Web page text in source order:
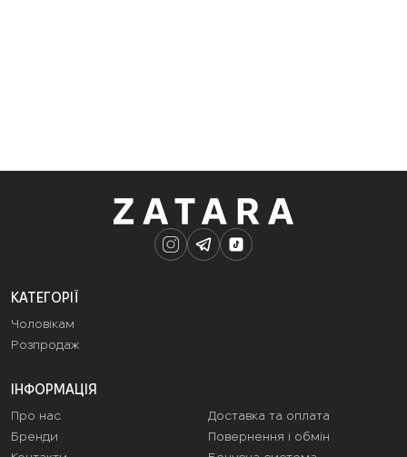
КАТЕГОРІЇ
Чоловікам
Розпродаж
ІНФОРМАЦІЯ
Про нас
Бренди
Доставка та оплата
Повернення і обмін